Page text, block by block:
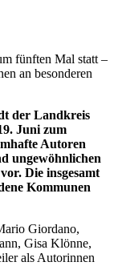
fünften Mal statt –
an besonderen
der Landkreis
Juni zum
Autoren
ungewöhnlichen
Die insgesamt
Kommunen
Giordano,
Gisa Klönne,
als Autorinnen